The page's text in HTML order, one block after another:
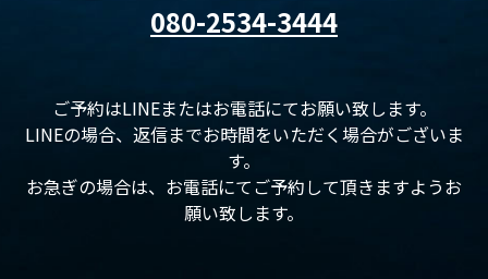
080-2534-3444
ご予約はLINEまたはお電話にてお願い致します。
LINEの場合、返信までお時間をいただく場合がございま
す。
お急ぎの場合は、お電話にてご予約して頂きますようお
願い致します。